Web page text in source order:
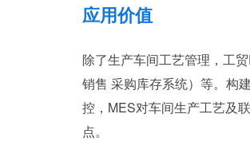
应用价值
除了生产车间工艺管理，工
销售 采购库存系统）等。构
控，MES对车间生产工艺及
点。